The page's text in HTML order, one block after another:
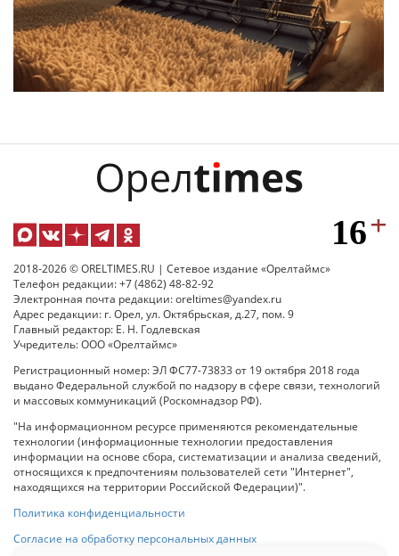
2018-2026 © ORELTIMES.RU | Сетевое издание «Орелтаймс»
Телефон редакции: +7 (4862) 48-82-92
Электронная почта редакции: oreltimes@yandex.ru
Адрес редакции: г. Орел, ул. Октябрьская, д.27, пом. 9
Главный редактор: Е. Н. Годлевская
Учредитель: ООО «Орелтаймс»
Регистрационный номер: ЭЛ ФС77-73833 от 19 октября 2018 года
выдано Федеральной службой по надзору в сфере связи, технологий
и массовых коммуникаций (Роскомнадзор РФ).
"На информационном ресурсе применяются рекомендательные
технологии (информационные технологии предоставления
информации на основе сбора, систематизации и анализа сведений,
относящихся к предпочтениям пользователей сети "Интернет",
находящихся на территории Российской Федерации)".
Политика конфиденциальности
Согласие на обработку персональных данных